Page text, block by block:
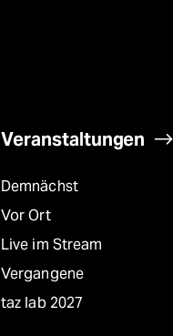
Veranstaltungen
Demnächst
Vor Ort
Live im Stream
Vergangene
taz lab 2027